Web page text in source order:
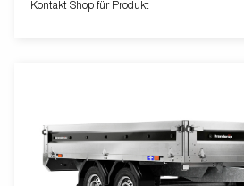
Kontakt Shop für Produkt